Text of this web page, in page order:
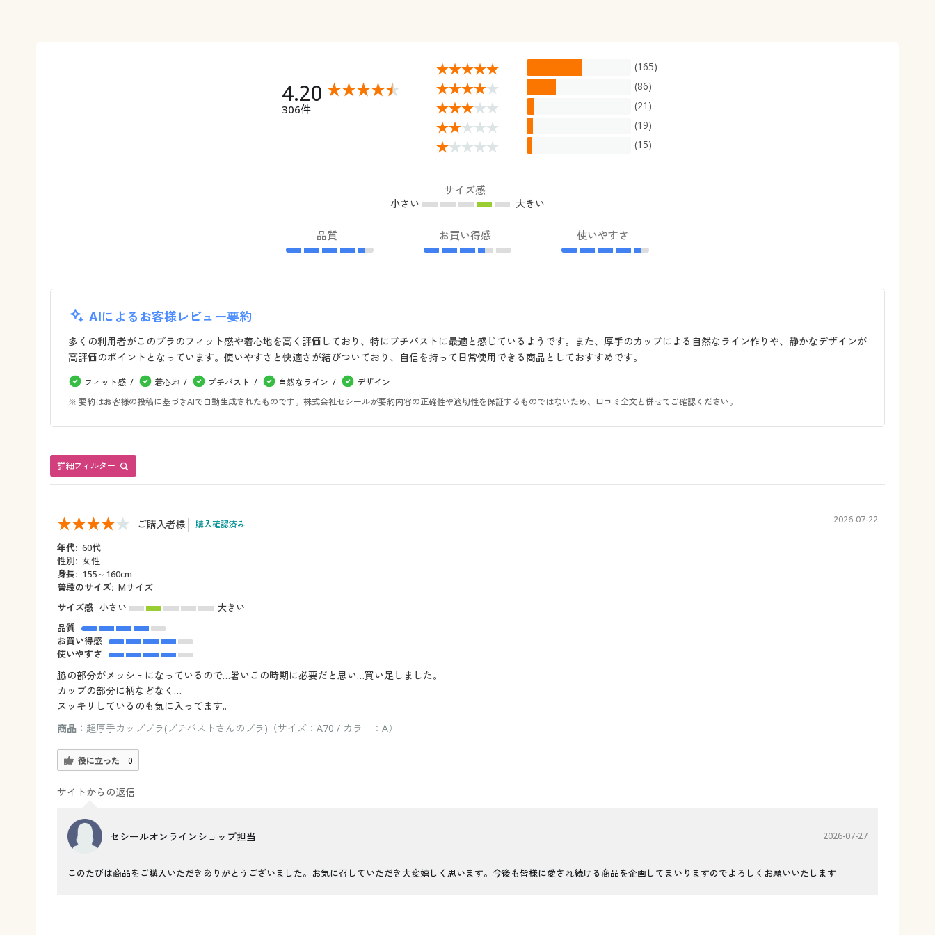
4.20
306件
(165)
(86)
(21)
(19)
(15)
サイズ感
小さい 大きい
品質 お買い得感 使いやすさ
AIによるお客様レビュー要約
多くの利用者がこのブラのフィット感や着心地を高く評価しており、特にプチバストに最適と感じているようです。また、厚手のカップによる自然なライン作りや、静かなデザインが
高評価のポイントとなっています。使いやすさと快適さが結びついており、自信を持って日常使用できる商品としておすすめです。
フィット感 着心地 プチバスト 自然なライン
デザイン
※ 要約はお客様の投稿に基づきAIで自動生成されたものです。株式会社セシールが要約内容の正確性や適切性を保証するものではないため、口コミ全文と併せてご確認ください。
詳細フィルター
ご購入者様 購入確認済み 2026-07-22
年代: 60代
性別: 女性
身長: 155～160cm
普段のサイズ: Mサイズ
サイズ感 小さい
大きい
品質
お買い得感
使いやすさ
脇の部分がメッシュになっているので…暑いこの時期に必要だと思い…買い足しました。
カップの部分に柄などなく…
スッキリしているのも気に入ってます。
商品： 超厚手カップブラ(プチバストさんのブラ)（サイズ：A70 / カラー：A）
役に立った 0
サイトからの返信
セシールオンラインショップ担当 2026-07-27
このたびは商品をご購入いただきありがとうございました。お気に召していただき大変嬉しく思います。今後も皆様に愛され続ける商品を企画してまいりますのでよろしくお願いいたします